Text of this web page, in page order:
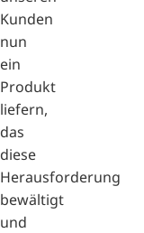
Kunden
nun
ein
Produkt
liefern,
das
diese
Herausforderung
bewältigt
und